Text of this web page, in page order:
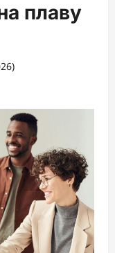
плаву